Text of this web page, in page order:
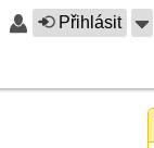
Přihlásit